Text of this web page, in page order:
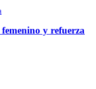
y refuerza